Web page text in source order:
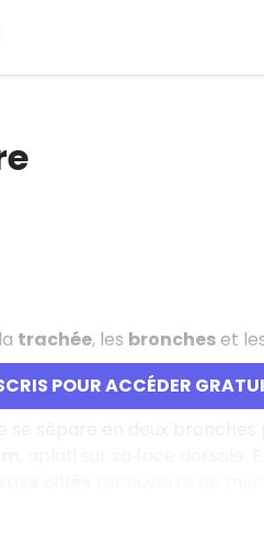
POUR ACCÉDER
trachée, les broncheset